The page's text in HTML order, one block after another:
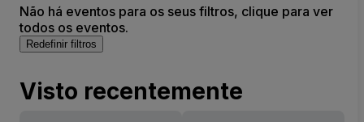
Não há eventos para os seus filtros, clique para ver
todos os eventos.
Redefinir filtros
Visto recentemente